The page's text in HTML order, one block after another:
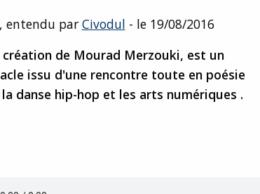
entendu par Civodul - le 19/08/2016
création de Mourad Merzouki, est un
issu d'une rencontre toute en poésie
danse hip-hop et les arts numériques .